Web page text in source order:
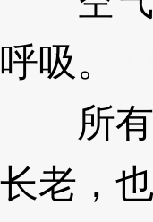
呼吸。
所有
长老，